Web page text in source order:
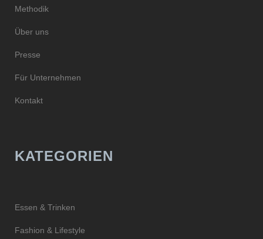
Methodik
Über uns
Presse
Für Unternehmen
Kontakt
KATEGORIEN
Essen & Trinken
Fashion & Lifestyle